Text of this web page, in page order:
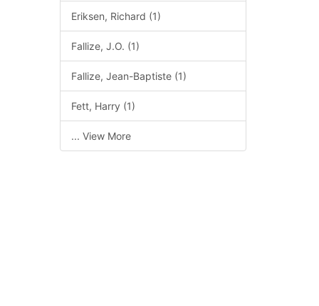
Eriksen, Richard (1)
Fallize, J.O. (1)
Fallize, Jean-Baptiste (1)
Fett, Harry (1)
... View More